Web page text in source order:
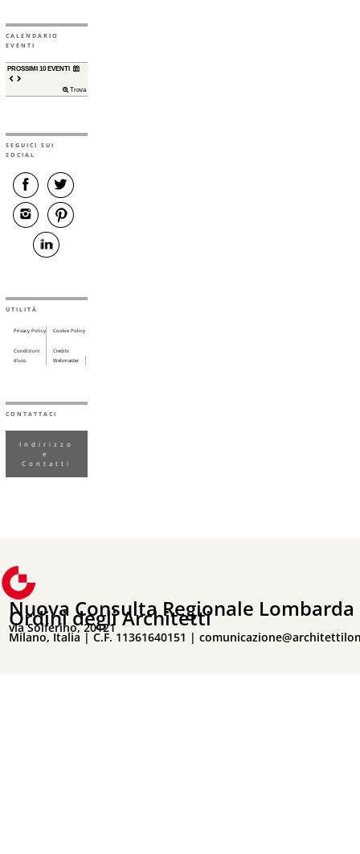
CALENDARIO
EVENTI
PROSSIMI 10 EVENTI
Trova
SEGUICI SUI
SOCIAL
UTILITÀ
Privacy Policy Cookie Policy
Condizioni
d’uso
Credits
Webmaster
CONTATTACI
Indirizzo
e
Contatti
Nuova Consulta Regionale
Ordini degli Architetti
via Solferino, 20121
Milano, Italia | C.F. 11361640151 |